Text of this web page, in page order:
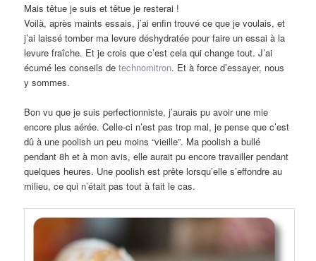
Mais têtue je suis et têtue je resterai !
Voilà, après maints essais, j’ai enfin trouvé ce que je voulais, et
j’ai laissé tomber ma levure déshydratée pour faire un essai à la
levure fraîche. Et je crois que c’est cela qui change tout. J’ai
écumé les conseils detechnomitron. Et à force d’essayer, nous
y sommes.
Bon vu que je suis perfectionniste, j’aurais pu avoir une mie
encore plus aérée. Celle-ci n’est pas trop mal, je pense que c’est
dû à une poolish un peu moins “vieille”. Ma poolish a bullé
pendant 8h et à mon avis, elle aurait pu encore travailler pendant
quelques heures. Une poolish est prête lorsqu’elle s’effondre au
milieu, ce qui n’était pas tout à fait le cas.